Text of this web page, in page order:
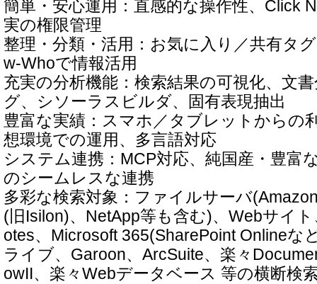
簡単・安心運用：直感的な操作性、Click
実の権限管理
整理・分類・活用：お気に入り／共有タ
w-Whoで情報活用
充実の分析機能：検索結果の可視化、文
グ、シソーラスビルダ、固有表現抽出
豊富な実績：スマホ／タブレットからの
想環境での運用、多言語対応
システム連携：MCP対応、純国産・豊富
のシームレスな連携
多彩な検索対象：ファイルサーバ
(旧Isilon)、NetApp等も含む)、Webサイ
otes、Microsoft 365(SharePoint Onlineな
ライブ、Garoon、ArcSuite、楽々
owII、楽々Webデータベース 等の横断検